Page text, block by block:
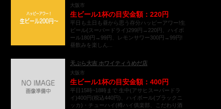
大阪市
生ビール1杯の目安金額：220円
平日も土日も昼から思う存分ハッピーアワー!生
ビール(スーパードライ)299円→220円、ハイボ
ール180円→99円、レモンサワー300円→99円!
昼飲みを楽しん...
天ぷら大吉 ホワイティうめだ店
大阪市
生ビール1杯の目安金額：400円
平日15時~18時まで 生中(アサヒスーパードラ
イ)400円(税込440円)、ハイボール(ブラックニ
ッカ)・チューハイ(樽ハイ俱楽部、こだわり酒